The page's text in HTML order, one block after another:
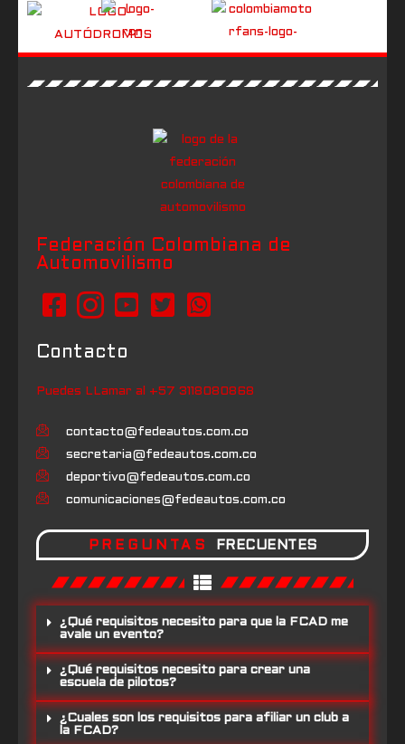
Federación Colombiana de
Automovilismo
Contacto
Puedes LLamar al +57 3118080868
contacto@fedeautos.com.co
secretaria@fedeautos.com.co
deportivo@fedeautos.com.co
comunicaciones@fedeautos.com.co
PREGUNTAS FRECUENTES
¿Qué requisitos necesito para que la FCAD me
avale un evento?
¿Qué requisitos necesito para crear una
escuela de pilotos?
¿Cuales son los requisitos para afiliar un club a
la FCAD?